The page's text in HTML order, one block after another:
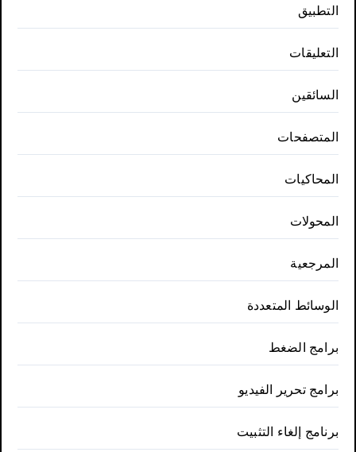
التطبيق
التعليقات
السائقين
المتصفحات
المحاكيات
المحولات
المرجعية
الوسائط المتعددة
برامج الضغط
برامج تحرير الفيديو
برنامج إلغاء التثبيت